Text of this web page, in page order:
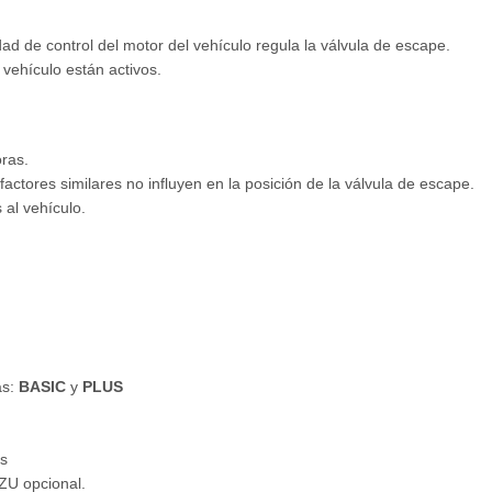
de control del motor del vehículo regula la válvula de escape.
están activos.
similares no influyen en la posición de la válvula de escape.
al vehículo.
BASIC y PLUS
opcional.